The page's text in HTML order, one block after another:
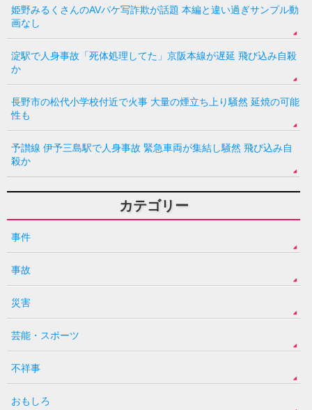
姫野みるくさんのAVパケ写詐欺が話題 本編と違い過ぎサンプル動
画なし
淀駅で人身事故「死体処理してた」京阪本線が遅延 飛び込み自殺
か
長野市の松代小学校付近で火事 大量の煙立ち上り騒然 延焼の可能
性も
予讃線 伊予三島駅で人身事故 緊急車両が集結し騒然 飛び込み自
殺か
カテゴリー
事件
事故
災害
芸能・スポーツ
不祥事
おもしろ